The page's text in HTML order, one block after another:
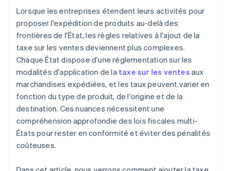
Intégrer les plateformes d’e-commerce
Reverser la taxe sur les ventes
Importation dans le pays de destination
Lorsque les entreprises étendent leurs activités pour
proposer l'expédition de produits au-delà des
frontières de l'État, les règles relatives à l'ajout de la
taxe sur les ventes deviennent plus complexes.
Chaque État dispose d'une réglementation sur les
modalités d'application de la taxe sur les ventes aux
marchandises expédiées, et les taux peuvent varier en
fonction du type de produit, de l'origine et de la
destination. Ces nuances nécessitent une
compréhension approfondie des lois fiscales multi-
États pour rester en conformité et éviter des pénalités
coûteuses.